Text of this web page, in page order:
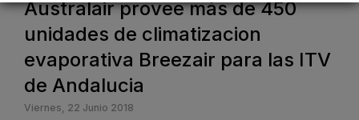
Australair provee más de 450
unidades de climatizacion
evaporativa Breezair para las ITV
de Andalucia
Viernes, 22 Junio 2018